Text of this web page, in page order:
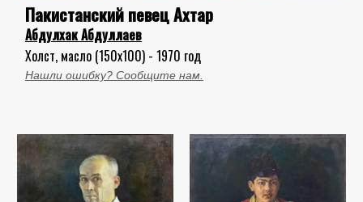
Пакистанский певец Ахтар
Абдулхак Абдуллаев
Холст, масло (150x100) - 1970 год
Нашли ошибку? Сообщите нам.